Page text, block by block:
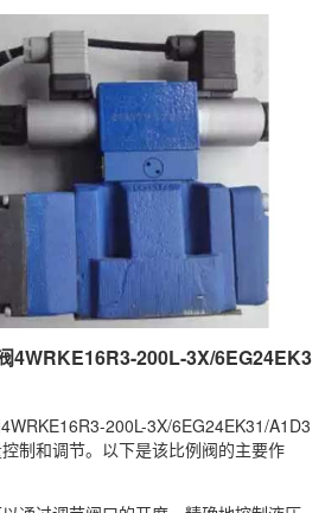
4WRKE16R3-200L-3X/6EG24EK3
200L-3X/6EG24EK31/A1D3
制和调节。以下是该比例阀的主要作